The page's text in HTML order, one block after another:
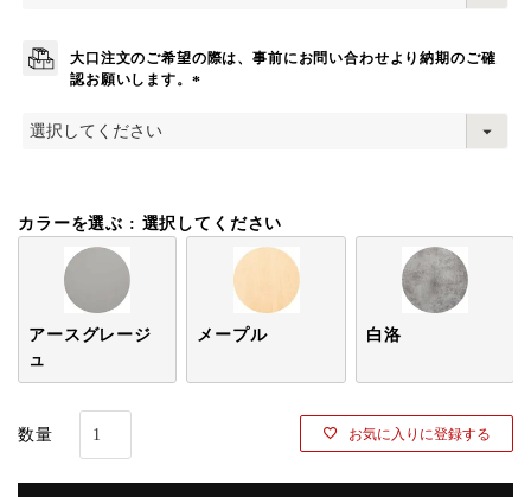
大口注文のご希望の際は、事前にお問い合わせより納期のご確
認お願いします。
カラーを選ぶ 選択してください
アースグレージ
ュ
メープル 白洛
お気に入りに登録する